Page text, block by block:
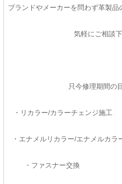
ブランドやメーカーを問わず革製
気軽にご相談下
只今修理期間の
・リカラー/カラーチェ
・エナメルリカラー/エナメルカ
・ファスナー